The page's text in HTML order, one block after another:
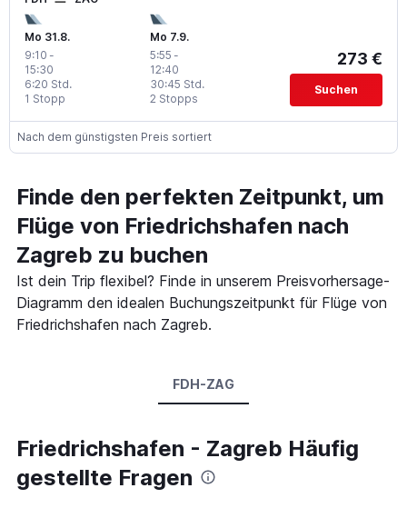
Mo 31.8.
9:10 -
15:30
1 Stopp
6:20 Std.
Mo 7.9.
5:55 -
12:40
2 Stopps
30:45 Std.
273 €
Suchen
Nach dem günstigsten Preis sortiert
Finde den perfekten Zeitpunkt, um
Flüge von Friedrichshafen nach
Zagreb zu buchen
Ist dein Trip flexibel? Finde in unserem Preisvorhersage-
Diagramm den idealen Buchungszeitpunkt für Flüge von
Friedrichshafen nach Zagreb.
FDH-ZAG
Friedrichshafen - Zagreb Häufig
gestellte Fragen